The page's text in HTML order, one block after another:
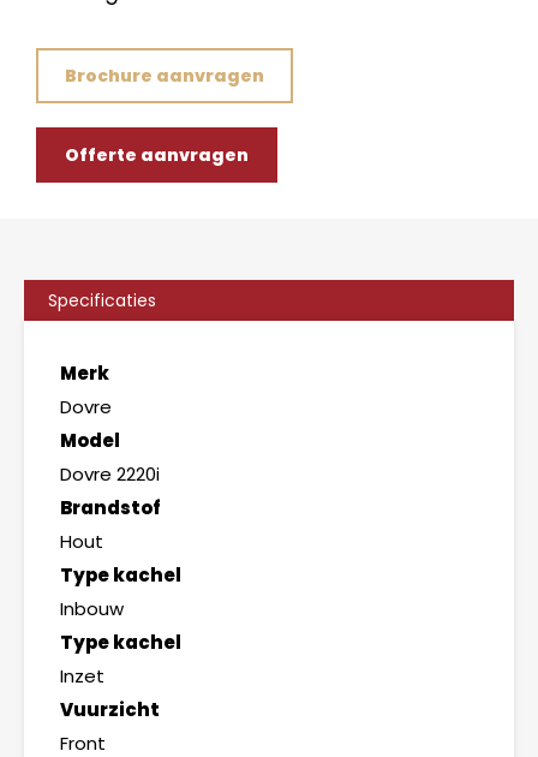
Brochure aanvragen
Offerte aanvragen
Specificaties
Merk
Dovre
Model
Dovre 2220i
Brandstof
Hout
Type kachel
Inbouw
Type kachel
Inzet
Vuurzicht
Front